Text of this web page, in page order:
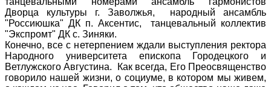
Дворца культуры г. Заволжья, народный ансамбль
"Россиюшка" ДК п. Аксентис, танцевальный коллектив
"Экспромт" ДК с. Зиняки.
Конечно, все с нетерпением ждали выступления ректора
Народного университета епископа Городецкого и
Ветлужского Августина. Как всегда, Его Преосвященство
говорило нашей жизни, о социуме, в котором мы живем,